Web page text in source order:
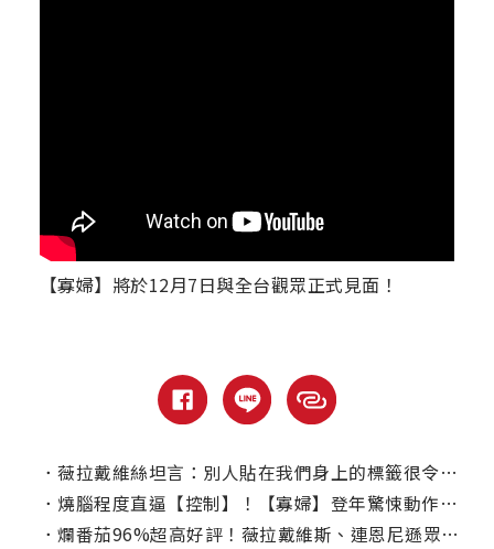
【寡婦】將於12月7日與全台觀眾正式見面！
． 薇拉戴維絲坦言：別人貼在我們身上的標籤很令人洩氣...
． 燒腦程度直逼【控制】！【寡婦】登年驚悚動作之冠
． 爛番茄96%超高好評！薇拉戴維斯、連恩尼遜眾星齊聚【寡婦】首映